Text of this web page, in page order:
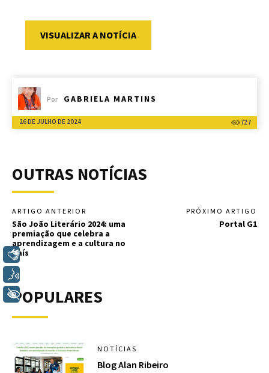
VISUALIZAR A NOTÍCIA
Por GABRIELA MARTINS
26 DE JULHO DE 2024 727
OUTRAS NOTÍCIAS
ARTIGO ANTERIOR
São João Literário 2024: uma
premiação que celebra a
aprendizagem e a cultura no
país
PRÓXIMO ARTIGO
Portal G1
POPULARES
NOTÍCIAS
Blog Alan Ribeiro
+ Acessibilidade